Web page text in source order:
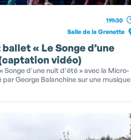
19h30
Salle de la Grenette
« Le Songe d’une
vidéo)
Songe d'une nuit d'été » avec la Micro-
George Balanchine sur une musique